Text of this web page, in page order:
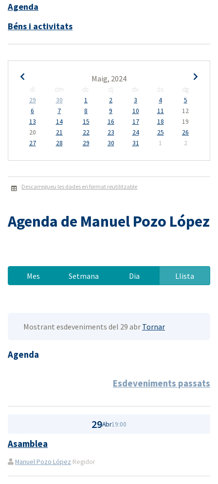
Agenda
Béns i activitats
Maig, 2024
dl dm dc dj dv ds
dg
29
30 1 2 3 4
5
6
7 8 9 10 11
12
13
14 15 16 17 18
19
20
21 22 23 24 25
26
27
28 29 30 31 1 2
Descarregueu les dades en format reutilitzable
Agenda de Manuel Pozo López
Mes Setmana Dia Llista
Mostrant esdeveniments del 29 abr Tornar
Agenda
Esdeveniments passats
29Abr19:00
Asamblea
Manuel Pozo López Regidor